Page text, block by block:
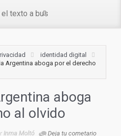
identidad digital
Argentina aboga por el derecho
aboga
al olvido
Deja tu cometario
Inma Moltó